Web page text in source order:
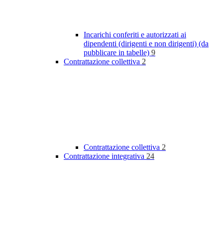
Incarichi conferiti e autorizzati ai
dipendenti (dirigenti e non dirigenti) (da
pubblicare in tabelle) 9
Contrattazione collettiva 2
Contrattazione collettiva 2
Contrattazione integrativa 24